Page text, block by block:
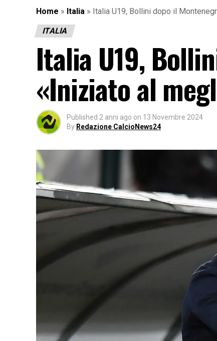
Home » Italia » Italia U19, Bollini dopo il
ITALIA
Italia U19,
«Iniziato al
Published 2 anni ago on 13 Novembre 2024
By Redazione CalcioNews24